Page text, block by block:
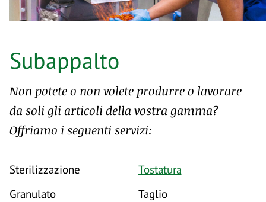
Subappalto
Non potete o non volete produrre o lavorare
da soli gli articoli della vostra gamma?
Offriamo i seguenti servizi:
Sterilizzazione
Granulato
Tostatura
Taglio